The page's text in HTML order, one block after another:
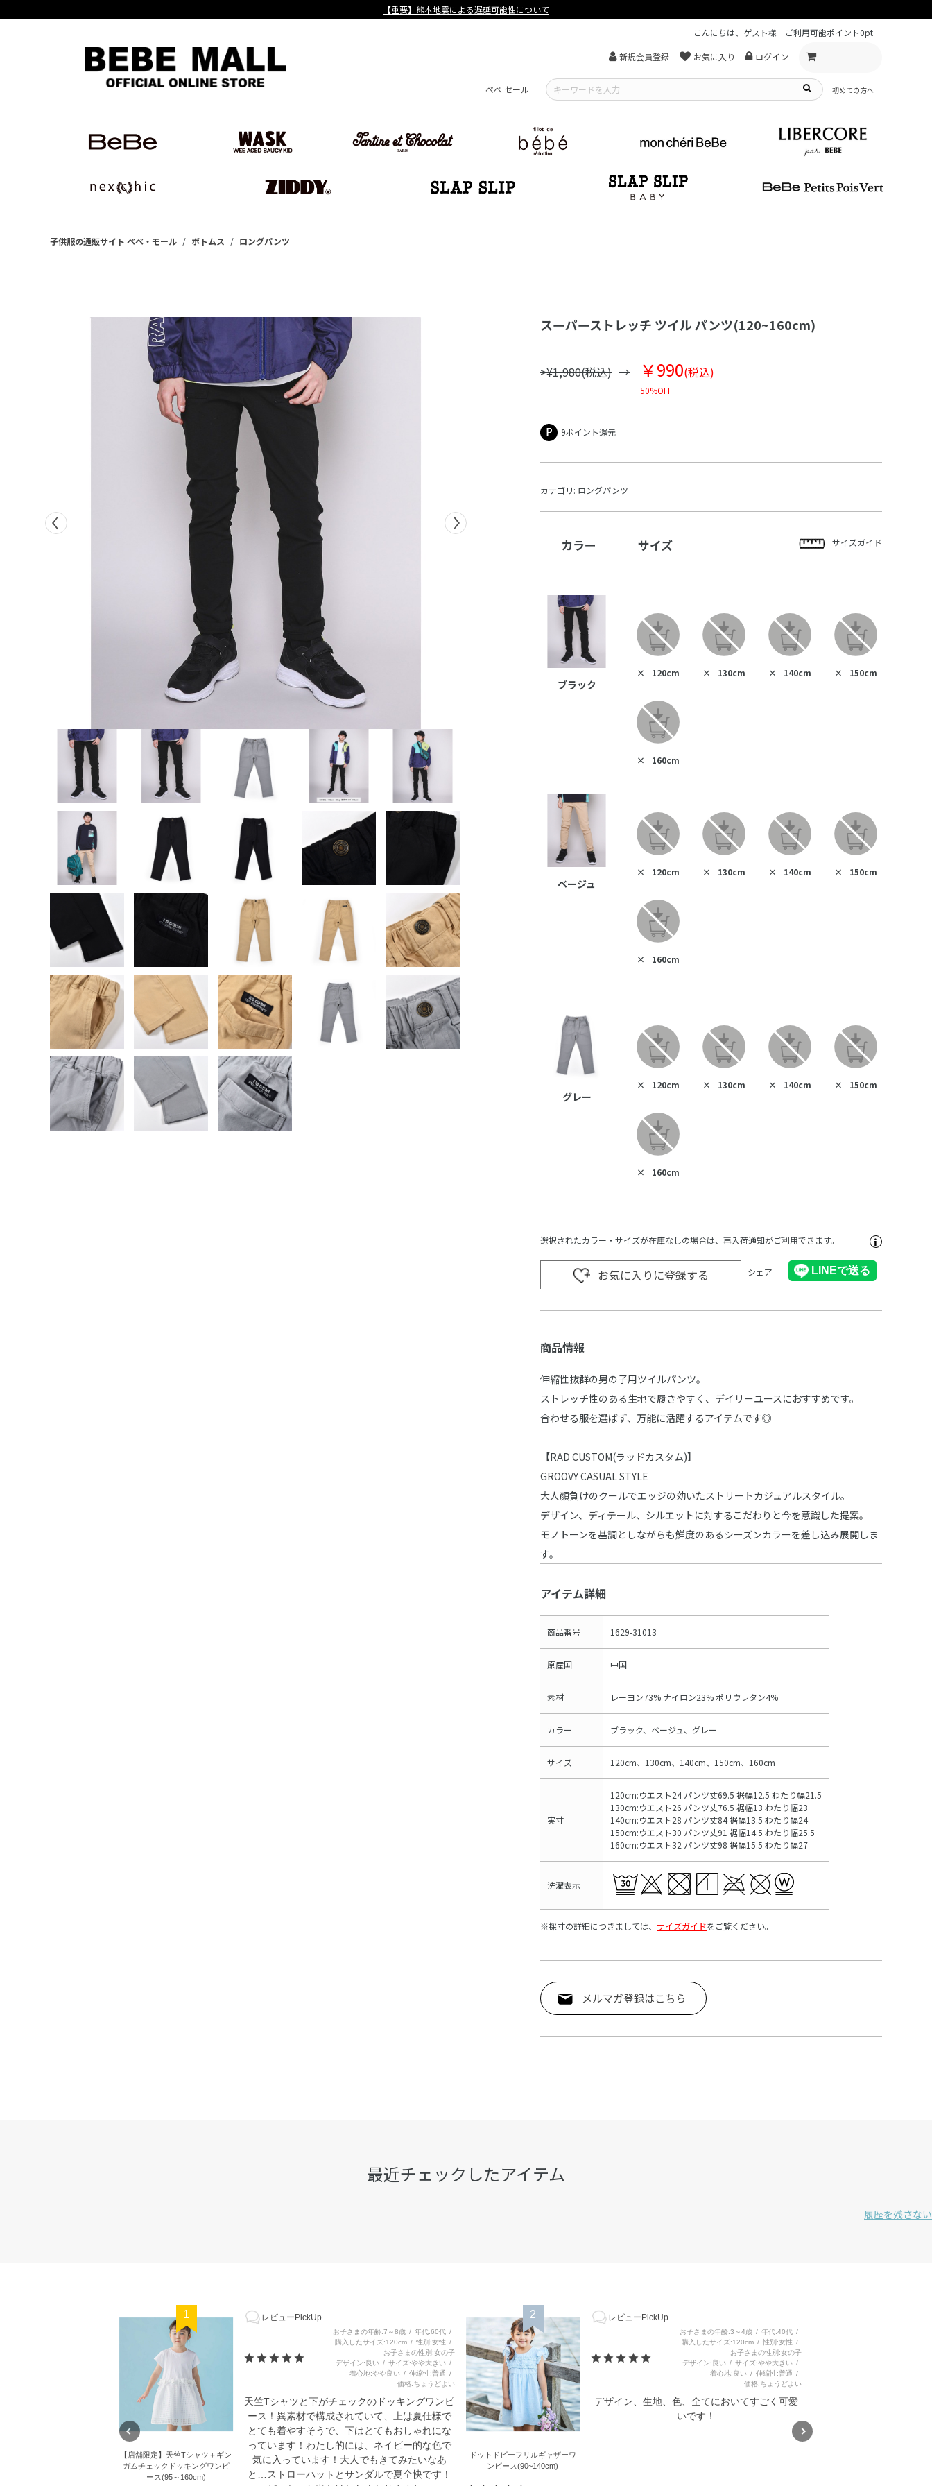
【重要】熊本地震による遅延可能性について
こんにちは、ゲスト様
ご利用可能ポイント0pt
新規会員登録 お気に入り ログイン
べべ セール 初めての方へ
子供服の通販サイト ベベ・モール ボトムス ロングパンツ
スーパーストレッチ ツイル パンツ(120~160cm)
>¥1,980(税込) ￥990(税込)
50%OFF
9ポイント還元
カテゴリ: ロングパンツ
カラー サイズ サイズガイド
ブラック
× 120cm × 130cm × 140cm × 150cm
× 160cm
ベージュ
× 120cm × 130cm × 140cm × 150cm
× 160cm
グレー
× 120cm × 130cm × 140cm × 150cm
× 160cm
選択されたカラー・サイズが在庫なしの場合は、再入荷通知がご利用できます。
お気に入りに登録する シェア
商品情報
伸縮性抜群の男の子用ツイルパンツ。
ストレッチ性のある生地で履きやすく、デイリーユースにおすすめです。
合わせる服を選ばず、万能に活躍するアイテムです◎
【RAD CUSTOM(ラッドカスタム)】
GROOVY CASUAL STYLE
大人顔負けのクールでエッジの効いたストリートカジュアルスタイル。
デザイン、ディテール、シルエットに対するこだわりと今を意識した提案。
モノトーンを基調としながらも鮮度のあるシーズンカラーを差し込み展開しま
す。
アイテム詳細
商品番号 1629-31013
原産国 中国
素材 レーヨン73% ナイロン23% ポリウレタン4%
カラー ブラック、ベージュ、グレー
サイズ 120cm、130cm、140cm、150cm、160cm
実寸
120cm:ウエスト24 パンツ丈69.5 裾幅12.5 わたり幅21.5
130cm:ウエスト26 パンツ丈76.5 裾幅13 わたり幅23
140cm:ウエスト28 パンツ丈84 裾幅13.5 わたり幅24
150cm:ウエスト30 パンツ丈91 裾幅14.5 わたり幅25.5
160cm:ウエスト32 パンツ丈98 裾幅15.5 わたり幅27
洗濯表示
※採寸の詳細につきましては、 サイズガイドをご覧ください。
メルマガ登録はこちら
最近チェックしたアイテム
履歴を残さない
1
【店舗限定】天竺Tシャツ＋ギン
ガムチェックドッキングワンピ
ース(95～160cm)
レビューPickUp
お子さまの年齢 7～8歳 年代 60代
購入したサイズ 120cm 性別 女性
お子さまの性別 女の子
デザイン 良い サイズ やや大きい
着心地 やや良い 伸縮性 普通
価格 ちょうどよい
天竺Tシャツと下がチェックのドッキングワンピ
ース！異素材で構成されていて、上は夏仕様で
とても着やすそうで、下はとてもおしゃれにな
っています！わたし的には、ネイビー的な色で
気に入っています！大人でもきてみたいなあ
と…ストローハットとサンダルで夏全快です！
2
ドットドビーフリルギャザーワ
ンピース(90~140cm)
レビューPickUp
お子さまの年齢 3～4歳 年代 40代
購入したサイズ 120cm 性別 女性
お子さまの性別 女の子
デザイン 良い サイズ やや大きい
着心地 良い 伸縮性 普通
価格 ちょうどよい
デザイン、生地、色、全てにおいてすごく可愛
いです！